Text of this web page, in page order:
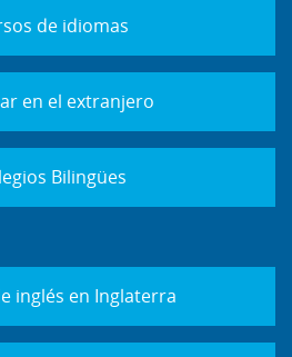
de idiomas
en el extranjero
Bilingües
inglés en Inglaterra